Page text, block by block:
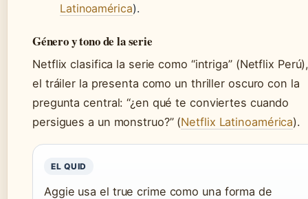
Latinoamérica).
Género y tono de la serie
Netflix clasifica la serie como “intriga” (Netflix
el tráiler la presenta como un thriller oscuro con la
pregunta central: “¿en qué te conviertes cuando
persigues a un monstruo?” (Netflix Latinoamérica).
EL QUID
Aggie usa el true crime como una forma de